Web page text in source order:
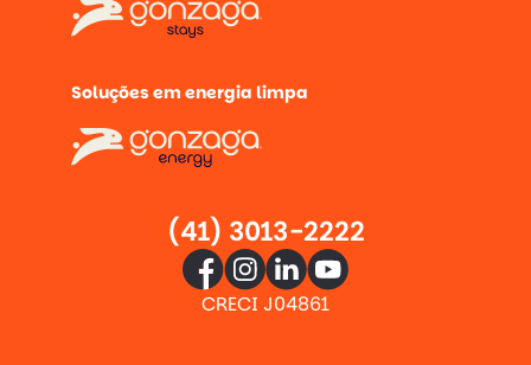
Soluções em energia limpa
(41) 3013-2222
CRECI J04861